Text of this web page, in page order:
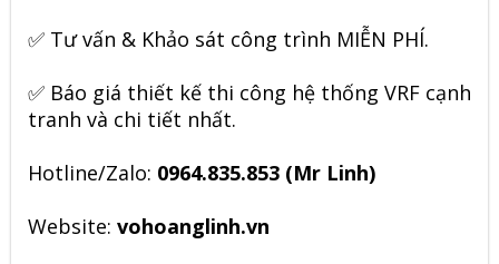
✅ Tư vấn & Khảo sát công trình MIỄN PHÍ.
✅ Báo giá thiết kế thi công hệ thống VRF cạnh
tranh và chi tiết nhất.
Hotline/Zalo: 0964.835.853 (Mr Linh)
Website: vohoanglinh.vn